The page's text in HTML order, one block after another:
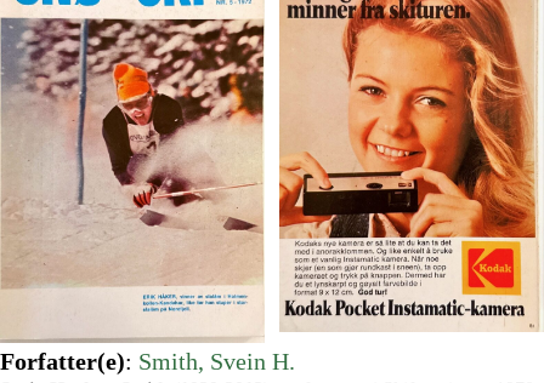
Forfatter(e): Smith, Svein H.